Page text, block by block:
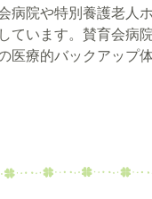
病院や特別養護老人
ています。賛育会病
医療的バックアップ